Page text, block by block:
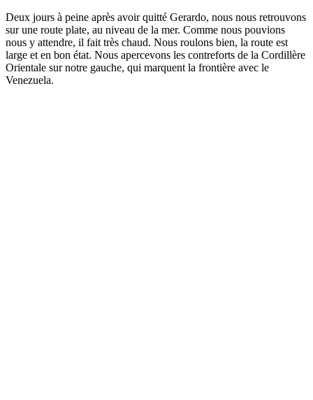
Deux jours à peine après avoir quitté Gerardo, nous nous retrouvons
sur une route plate, au niveau de la mer. Comme nous pouvions
nous y attendre, il fait très chaud. Nous roulons bien, la route est
large et en bon état. Nous apercevons les contreforts de la Cordillère
Orientale sur notre gauche, qui marquent la frontière avec le
Venezuela.